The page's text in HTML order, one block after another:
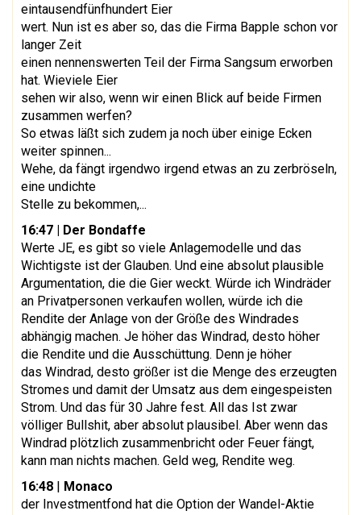
eintausendfünfhundert Eier
wert. Nun ist es aber so, das die Firma Bapple schon vor
langer Zeit
einen nennenswerten Teil der Firma Sangsum erworben
hat. Wieviele Eier
sehen wir also, wenn wir einen Blick auf beide Firmen
zusammen werfen?
So etwas läßt sich zudem ja noch über einige Ecken
weiter spinnen...
Wehe, da fängt irgendwo irgend etwas an zu zerbröseln,
eine undichte
Stelle zu bekommen,...
16:47 | Der Bondaffe
Werte JE, es gibt so viele Anlagemodelle und das
Wichtigste ist der Glauben. Und eine absolut plausible
Argumentation, die die Gier weckt. Würde ich Windräder
an Privatpersonen verkaufen wollen, würde ich die
Rendite der Anlage von der Größe des Windrades
abhängig machen. Je höher das Windrad, desto höher
die Rendite und die Ausschüttung. Denn je höher
das Windrad, desto größer ist die Menge des erzeugten
Stromes und damit der Umsatz aus dem eingespeisten
Strom. Und das für 30 Jahre fest. All das Ist zwar
völliger Bullshit, aber absolut plausibel. Aber wenn das
Windrad plötzlich zusammenbricht oder Feuer fängt,
kann man nichts machen. Geld weg, Rendite weg.
16:48 | Monaco
der Investmentfond hat die Option der Wandel-Aktie